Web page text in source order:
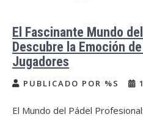
El Fascinante Mundo
Descubre la Emoción
Jugadores
PUBLICADO POR %S
El Mundo del Pádel